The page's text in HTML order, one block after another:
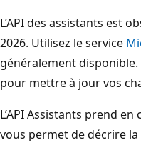
L’API des assistants est
2026. Utilisez le service
généralement disponible.
pour mettre à jour vos
L’API Assistants prend
vous permet de décrire